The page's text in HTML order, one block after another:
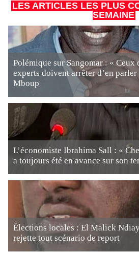
LES ARTICLES LES PLUS
SEMAINE
Polémique sur Sangomar : « Ceux
experts doivent arrêter d’en
Mboup
L’économiste Ibrahima Sall : «
a toujours été en avance sur son
Élections locales : El Malick
rejette tout scénario de report